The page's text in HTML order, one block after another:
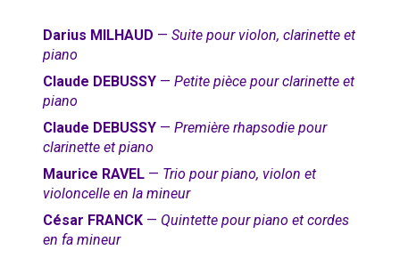
Darius MILHAUD — Suite pour violon, clarinette et
piano
Claude DEBUSSY — Petite pièce pour clarinette et
piano
Claude DEBUSSY — Première rhapsodie pour
clarinette et piano
Maurice RAVEL — Trio pour piano, violon et
violoncelle en la mineur
César FRANCK — Quintette pour piano et cordes
en fa mineur